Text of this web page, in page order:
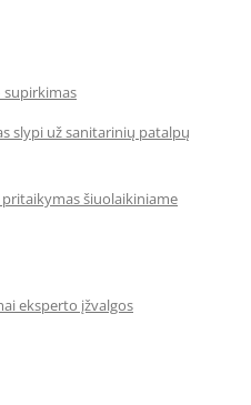
slypi už sanitarinių patalpų
šiuolaikiniame
eksperto įžvalgos